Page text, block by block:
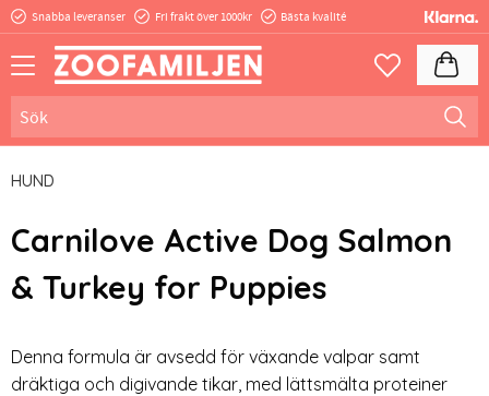
Snabba leveranser Fri frakt över 1000kr Bästa kvalité
Favoriter
HUND
Carnilove Active Dog Salmon
& Turkey for Puppies
Denna formula är avsedd för växande valpar samt
dräktiga och digivande tikar, med lättsmälta proteiner